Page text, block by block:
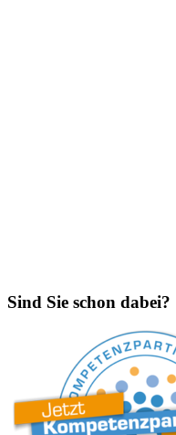
Sind Sie schon dabei?